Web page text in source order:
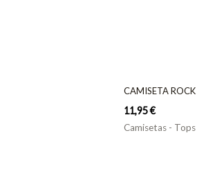
CAMISETA ROCK
11,95€
Camisetas - Tops